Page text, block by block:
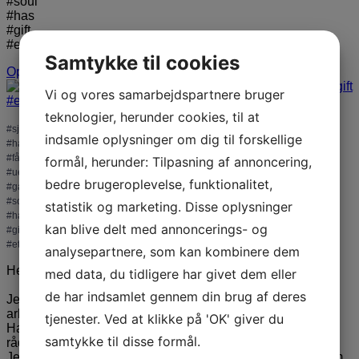
#has
#gift
#eternity
Open
#sjælen
#har
#fået
#uendeligheden
#gave
#soul
#has
#gift
#eternity
Her er et eksempel på hvordan spiritualitet fungerer.
Jeg talte engang med en mand, som var blevet fyret fra sit
arbejde.
Han var naturligvis ulykkelig og havde brug for et par gode
råd.👀
Samtykke til cookies
Vi og vores samarbejdspartnere bruger
teknologier, herunder cookies, til at
indsamle oplysninger om dig til forskellige
formål, herunder: Tilpasning af annoncering,
bedre brugeroplevelse, funktionalitet,
statistik og marketing. Disse oplysninger
kan blive delt med annoncerings- og
analysepartnere, som kan kombinere dem
med data, du tidligere har givet dem eller
de har indsamlet gennem din brug af deres
tjenester. Ved at klikke på 'OK' giver du
samtykke til disse formål.